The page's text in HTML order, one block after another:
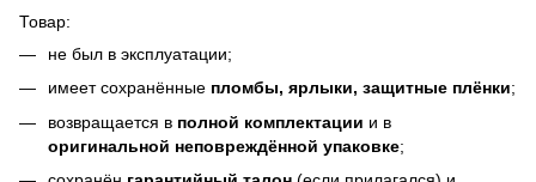
Товар:
не был в эксплуатации;
имеет сохранённые пломбы, ярлыки, защитные плёнки;
возвращается в полной комплектации и в
оригинальной неповреждённой упаковке;